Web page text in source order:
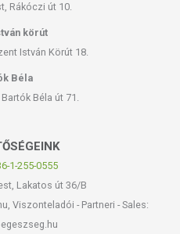
Rákóczi út 10.
körút
István Körút 18.
Béla
Béla út 71.
1-255-0555
Lakatos út 36/B
Viszonteladói - Partneri - Sales: